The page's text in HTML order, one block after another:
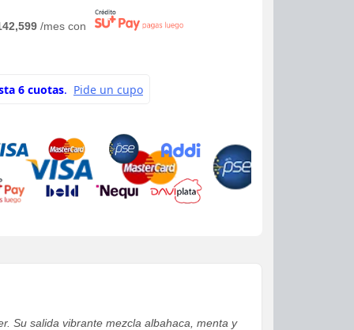
/mes con
Su salida vibrante mezcla albahaca, menta y